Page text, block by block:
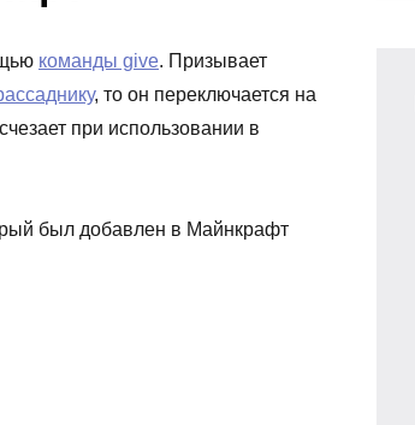
команды give. Призывает
, то он переключается на
при использовании в
был добавлен в Майнкрафт